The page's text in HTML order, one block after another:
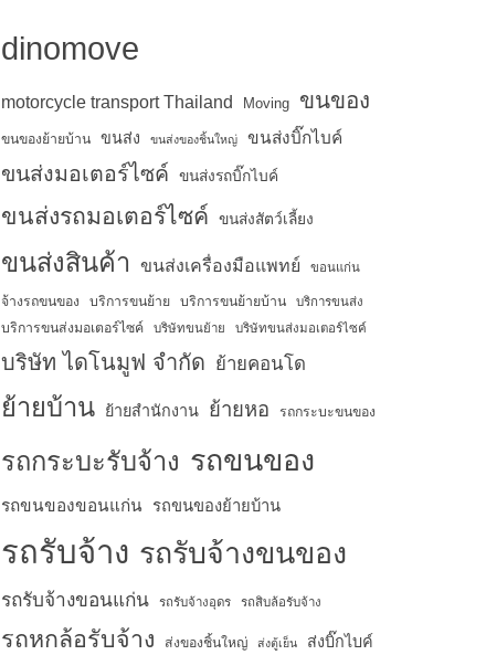
dinomove
motorcycle transport Thailand Moving ขนของ
ขนของย้ายบ้าน ขนส่ง ขนส่งของชิ้นใหญ่ ขนส่งบิ๊กไบค์
ขนส่งมอเตอร์ไซค์ ขนส่งรถบิ๊กไบค์
ขนส่งรถมอเตอร์ไซค์ ขนส่งสัตว์เลี้ยง
ขนส่งสินค้า ขนส่งเครื่องมือแพทย์ ขอนแก่น
จ้างรถขนของ บริการขนย้าย บริการขนย้ายบ้าน บริการขนส่ง
บริการขนส่งมอเตอร์ไซค์ บริษัทขนย้าย บริษัทขนส่งมอเตอร์ไซค์
บริษัท ไดโนมูฟ จำกัด ย้ายคอนโด
ย้ายบ้าน ย้ายสำนักงาน ย้ายหอ รถกระบะขนของ
รถกระบะรับจ้าง รถขนของ
รถขนของขอนแก่น รถขนของย้ายบ้าน
รถรับจ้าง รถรับจ้างขนของ
รถรับจ้างขอนแก่น รถรับจ้างอุดร รถสิบล้อรับจ้าง
รถหกล้อรับจ้าง ส่งของชิ้นใหญ่ ส่งตู้เย็น ส่งบิ๊กไบค์